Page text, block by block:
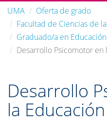
UMA
Oferta de grado
Facultad de Ciencias de
Graduado/a en
Desarrollo Psicomotor en
Desarrollo
la